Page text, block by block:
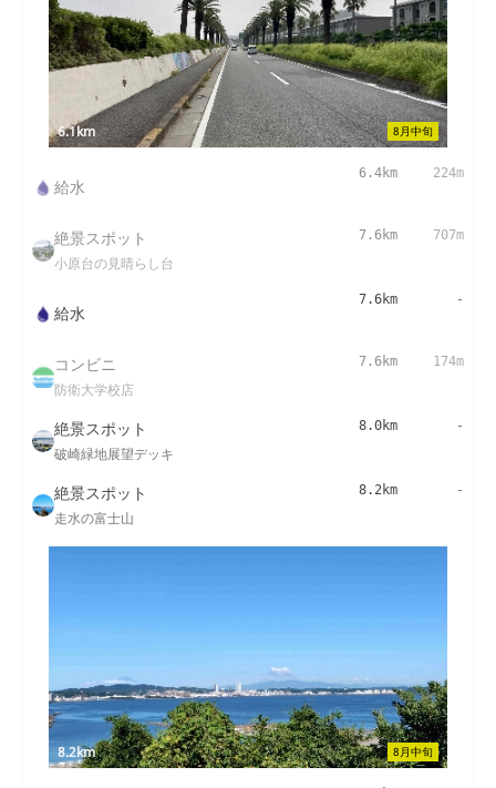
8月中旬
6.1km
給水
6.4km 224m
絶景スポット
小原台の見晴らし台
7.6km 707m
給水
7.6km -
コンビニ
防衛大学校店
7.6km 174m
絶景スポット
破崎緑地展望デッキ
8.0km -
絶景スポット
走水の富士山
8.2km -
8月中旬
8.2km